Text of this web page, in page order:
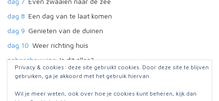
dag 8 Een dag van te laat komen
dag 9 Genieten van de duinen
dag 10 Weer richting huis
nabeschouwing Is dit alles?
Privacy & cookies: deze site gebruikt cookies. Door deze site te blijven
gebruiken, ga je akkoord met het gebruik hiervan.
Wil je meer weten, ook over hoe je cookies kunt beheren, kijk dan